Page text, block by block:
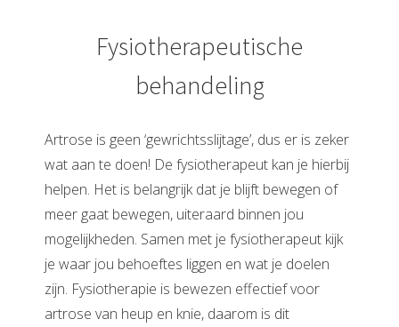
Fysiotherapeutische
behandeling
Artrose is geen ‘gewrichtsslijtage’, dus er is zeker
wat aan te doen! De fysiotherapeut kan je hierbij
helpen. Het is belangrijk dat je blijft bewegen of
meer gaat bewegen, uiteraard binnen jou
mogelijkheden. Samen met je fysiotherapeut kijk
je waar jou behoeftes liggen en wat je doelen
zijn. Fysiotherapie is bewezen effectief voor
artrose van heup en knie, daarom is dit